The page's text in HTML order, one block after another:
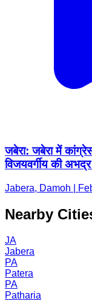
जबेरा: जबेरा में
विजयवर्गीय की अभद्र
Jabera, Damoh |
Nearby
JA
Jabera
PA
Patera
PA
Patharia